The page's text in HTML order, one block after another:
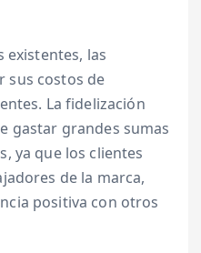
existentes, las
sus costos de
La fidelización
gastar grandes sumas
ya que los clientes
de la marca,
positiva con otros